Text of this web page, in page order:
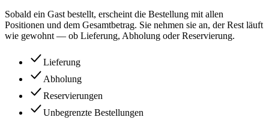
Sobald ein Gast bestellt, erscheint die Bestellung mit allen
Positionen und dem Gesamtbetrag. Sie nehmen sie an, der Rest läuft
wie gewohnt — ob Lieferung, Abholung oder Reservierung.
Lieferung
Abholung
Reservierungen
Unbegrenzte Bestellungen